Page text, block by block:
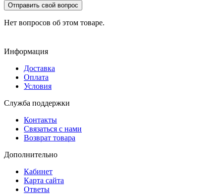
Отправить свой вопрос
Нет вопросов об этом товаре.
Информация
Доставка
Оплата
Условия
Служба поддержки
Контакты
Связаться с нами
Возврат товара
Дополнительно
Кабинет
Карта сайта
Ответы